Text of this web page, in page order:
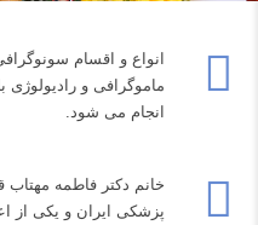
انواع و اقسام
ماموگرافی و رادیولوژی
انجام می شود.
خانم دکتر فاطمه مهتاب
پزشکی ایران و یکی از